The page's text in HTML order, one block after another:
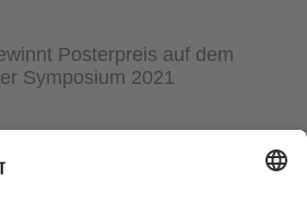
Posterpreis auf dem
Symposium 2021
Polymer Symposium 2021 als
Unsere Referenten kamen aus der
das BPS'21 zu einer wahrlich